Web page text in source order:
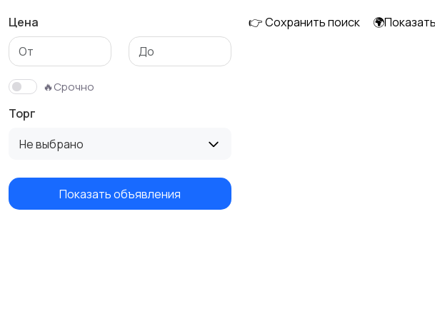
Цена
🔥Срочно
Торг
Не выбрано
Показать объявления
👉 Сохранить поиск